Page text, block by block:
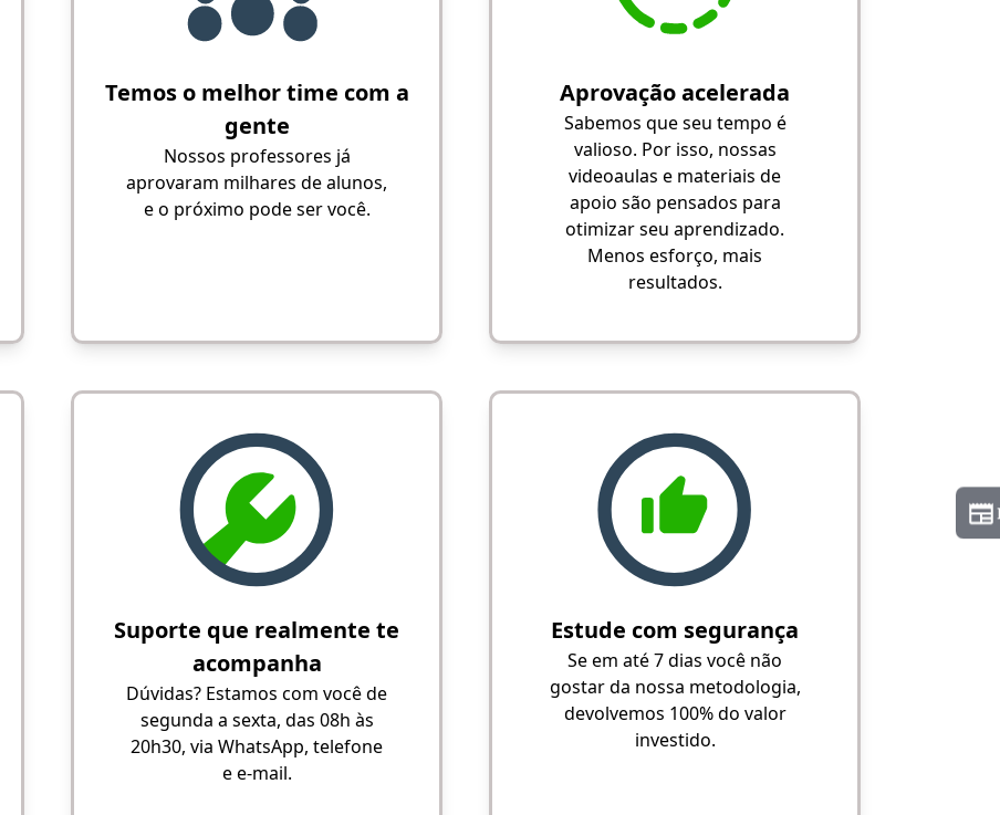
Temos o melhor time com a
gente
Nossos professores já
aprovaram milhares de alunos,
e o próximo pode ser você.
Aprovação acelerada
Sabemos que seu tempo é
valioso. Por isso, nossas
videoaulas e materiais de
apoio são pensados para
otimizar seu aprendizado.
Menos esforço, mais
resultados.
Suporte que realmente te
acompanha
Dúvidas? Estamos com você de
segunda a sexta, das 08h às
20h30, via WhatsApp, telefone
e e-mail.
Estude com segurança
Se em até 7 dias você não
gostar da nossa metodologia,
devolvemos 100% do valor
investido.